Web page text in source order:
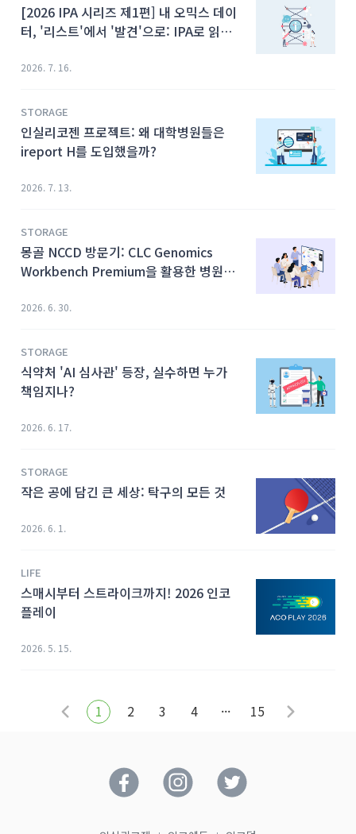
[2026 IPA 시리즈 제1편] 내 오믹스 데이
터, '리스트'에서 '발견'으로: IPA로 읽는
2026. 7. 16.
STORAGE
인실리코젠 프로젝트: 왜 대학병원들은
ireport H를 도입했을까?
2026. 7. 13.
STORAGE
몽골 NCCD 방문기: CLC Genomics
Workbench Premium을 활용한 병원체
2026. 6. 30.
STORAGE
식약처 'AI 심사관' 등장, 실수하면 누가
책임지나?
2026. 6. 17.
STORAGE
작은 공에 담긴 큰 세상: 탁구의 모든 것
2026. 6. 1.
LIFE
스매시부터 스트라이크까지! 2026 인코
플레이
2026. 5. 15.
1 2 3 4 ··· 15